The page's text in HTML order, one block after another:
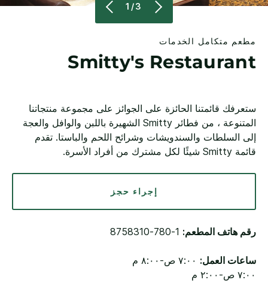
1/3
مطعم متكامل الخدمات
Smitty's Restaurant
ستعرفك قائمتنا الحائزة على الجوائز على مجموعة منتجاتنا
المتنوعة ، من فطائر Smitty الشهيرة باللبن والوافل والعجة
إلى السلطات والسندويشات وشرائح اللحم والباستا. تقدم
قائمة Smitty شيئًا لكل مشترك من أفراد الأسرة.
إجراء حجز
رقم هاتف المطعم:
ساعات العمل:
٧:٠٠ ص-٢:٠٠ م